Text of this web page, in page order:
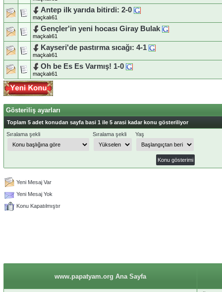
Antep ilk yarıda bitirdi: 2-0
maçkalı61
Gençler'in yeni hocası Giray Bulak
maçkalı61
Kayseri'de pastırma sıcağı: 4-1
maçkalı61
Oh be Es Es Varmış! 1-0
maçkalı61
Gösteriliş ayarları
Toplam 5 adet konudan sayfa basi 1 ile 5 arasi kadar konu gösteriliyor
Sıralama şekli
Sıralama şekli Yaş
Yeni Mesaj Var
Yeni Mesaj Yok
Konu Kapatılmıştır
www.papatyam.org Ana Sayfa